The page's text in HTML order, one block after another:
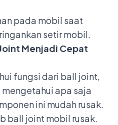
pada mobil saat
setir mobil.
Menjadi Cepat
fungsi dari ball joint,
apa saja
ini mudah rusak.
ball joint mobil rusak.